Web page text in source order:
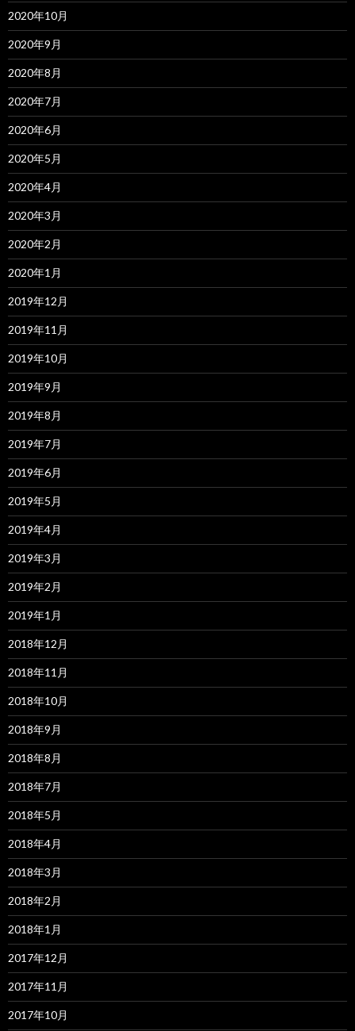
2020年10月
2020年9月
2020年8月
2020年7月
2020年6月
2020年5月
2020年4月
2020年3月
2020年2月
2020年1月
2019年12月
2019年11月
2019年10月
2019年9月
2019年8月
2019年7月
2019年6月
2019年5月
2019年4月
2019年3月
2019年2月
2019年1月
2018年12月
2018年11月
2018年10月
2018年9月
2018年8月
2018年7月
2018年5月
2018年4月
2018年3月
2018年2月
2018年1月
2017年12月
2017年11月
2017年10月